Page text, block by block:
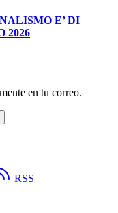
E’ DI
2026
en tu correo.
RSS